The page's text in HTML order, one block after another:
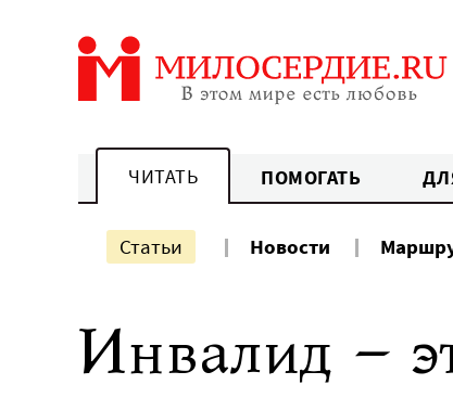
ЧИТАТЬ ПОМОГАТЬ
Статьи Новости
Инвалид –